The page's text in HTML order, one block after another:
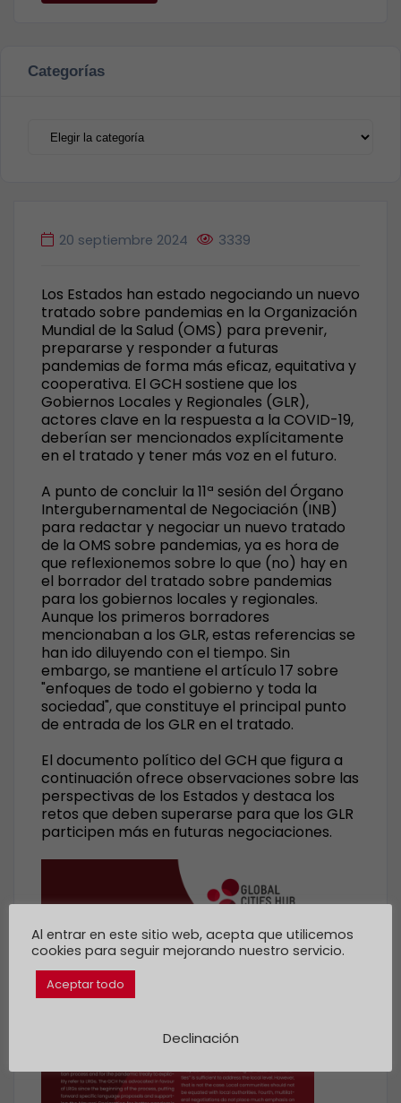
Categorías
Categorías
20 septiembre 2024 3339
Los Estados han estado negociando un nuevo
tratado sobre pandemias en la Organización
Mundial de la Salud (OMS) para prevenir,
prepararse y responder a futuras
pandemias de forma más eficaz, equitativa y
cooperativa. El GCH sostiene que los
Gobiernos Locales y Regionales (GLR),
actores clave en la respuesta a la COVID-19,
deberían ser mencionados explícitamente
en el tratado y tener más voz en el futuro.
A punto de concluir la 11ª sesión del Órgano
Intergubernamental de Negociación (INB)
para redactar y negociar un nuevo tratado
de la OMS sobre pandemias, ya es hora de
que reflexionemos sobre lo que (no) hay en
el borrador del tratado sobre pandemias
para los gobiernos locales y regionales.
Aunque los primeros borradores
mencionaban a los GLR, estas referencias se
han ido diluyendo con el tiempo. Sin
embargo, se mantiene el artículo 17 sobre
"enfoques de todo el gobierno y toda la
sociedad", que constituye el principal punto
de entrada de los GLR en el tratado.
El documento político del GCH que figura a
continuación ofrece observaciones sobre las
perspectivas de los Estados y destaca los
retos que deben superarse para que los GLR
participen más en futuras negociaciones.
Al entrar en este sitio web, acepta que utilicemos
cookies para seguir mejorando nuestro servicio.
Aceptar todo
Declinación